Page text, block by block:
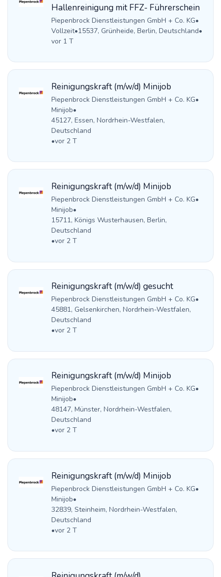
Hallenreinigung mit FFZ- Führerschein
Piepenbrock Dienstleistungen GmbH + Co. KG•
Vollzeit•15537, Grünheide, Berlin, Deutschland•
vor 1 T
Reinigungskraft (m/w/d) Minijob
Piepenbrock Dienstleistungen GmbH + Co. KG•
Minijob•
45127, Essen, Nordrhein-Westfalen,
Deutschland
•vor 2 T
Reinigungskraft (m/w/d) Minijob
Piepenbrock Dienstleistungen GmbH + Co. KG•
Minijob•
15711, Königs Wusterhausen, Berlin,
Deutschland
•vor 2 T
Reinigungskraft (m/w/d) gesucht
Piepenbrock Dienstleistungen GmbH + Co. KG•
45881, Gelsenkirchen, Nordrhein-Westfalen,
Deutschland
•vor 2 T
Reinigungskraft (m/w/d) Minijob
Piepenbrock Dienstleistungen GmbH + Co. KG•
Minijob•
48147, Münster, Nordrhein-Westfalen,
Deutschland
•vor 2 T
Reinigungskraft (m/w/d) Minijob
Piepenbrock Dienstleistungen GmbH + Co. KG•
Minijob•
32839, Steinheim, Nordrhein-Westfalen,
Deutschland
•vor 2 T